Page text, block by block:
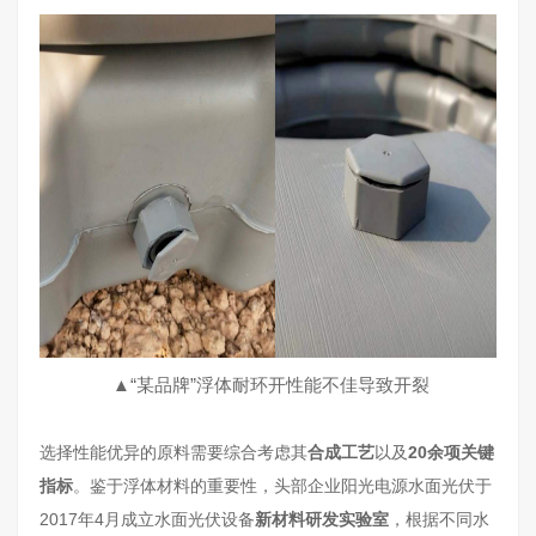
▲“某品牌”浮体耐环开性能不佳导致开裂
选择性能优异的原料需要综合考虑其合成工艺以及20余项关键
指标。鉴于浮体材料的重要性，头部企业阳光电源水面光伏于
2017年4月成立水面光伏设备新材料研发实验室 ，根据不同水